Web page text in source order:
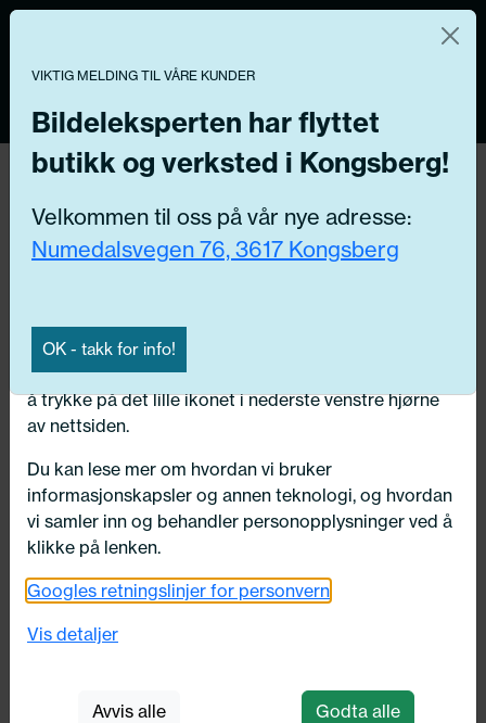
Få riktig del til bilen din ved å legge inn
N
Velg kjøretøy
Drivverk
Motor, Drivstoff og Eksos
Vi og våre forretningspartnere bruker teknologier,
inkludert informasjonskapsler/«cookies» til å samle
informasjon om deg for forskjellige formål, inkludert:
Funksjonelle, Statistiske, Markedsføring
Ved å trykke «Godta» gir du din tillatelse til alle disse
formålene. Du kan også velge formålet du vil
innstillingene».
Du kan trekke tilbake samtykket ditt til enhver tid ved
å trykke på det lille ikonet i nederste venstre hjørne
av nettsiden.
Du kan lese mer om hvordan vi bruker
informasjonskapsler og annen teknologi, og hvordan
vi samler inn og behandler personopplysninger ved å
klikke på lenken.
Googles retningslinjer for personvern
Vis detaljer
Avvis alle Godta alle
VIKTIG MELDING TIL VÅRE KUNDER
Bildeleksperten har flyttet
butikk og verksted i Kongsberg!
Velkommen til oss på vår nye adresse:
Numedalsvegen 76, 3617 Kongsberg
OK - takk for info!